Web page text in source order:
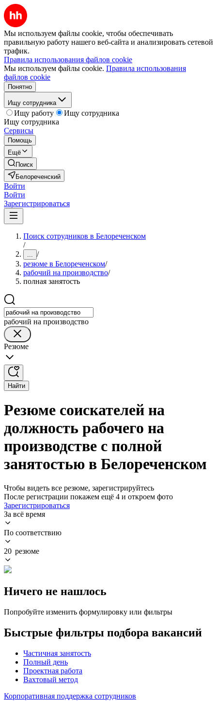
Мы используем файлы cookie, чтобы обеспечивать
правильную работу нашего веб-сайта и анализировать сетевой
трафик.
Правила использования файлов cookie
Мы используем файлы cookie. Правила использования
файлов cookie
Понятно
Ищу сотрудника
Ищу работу
Ищу сотрудника
Ищу сотрудника
Сервисы
Помощь
Ещё
Поиск
Белореченский
Войти
Войти
Зарегистрироваться
Поиск сотрудников в Белореченском
/
... /
резюме в Белореченском/
рабочий на производство/
полная занятость
рабочий на производство
Резюме
Найти
Резюме соискателей на
должность рабочего на
производстве с полной
занятостью в Белореченском
Чтобы видеть все резюме, зарегистрируйтесь
После регистрации покажем ещё 4 и откроем фото
Зарегистрироваться
За всё время
По соответствию
20 резюме
Ничего не нашлось
Попробуйте изменить формулировку или фильтры
Быстрые фильтры подбора вакансий
Частичная занятость
Полный день
Проектная работа
Вахтовый метод
Корпоративная поддержка сотрудников